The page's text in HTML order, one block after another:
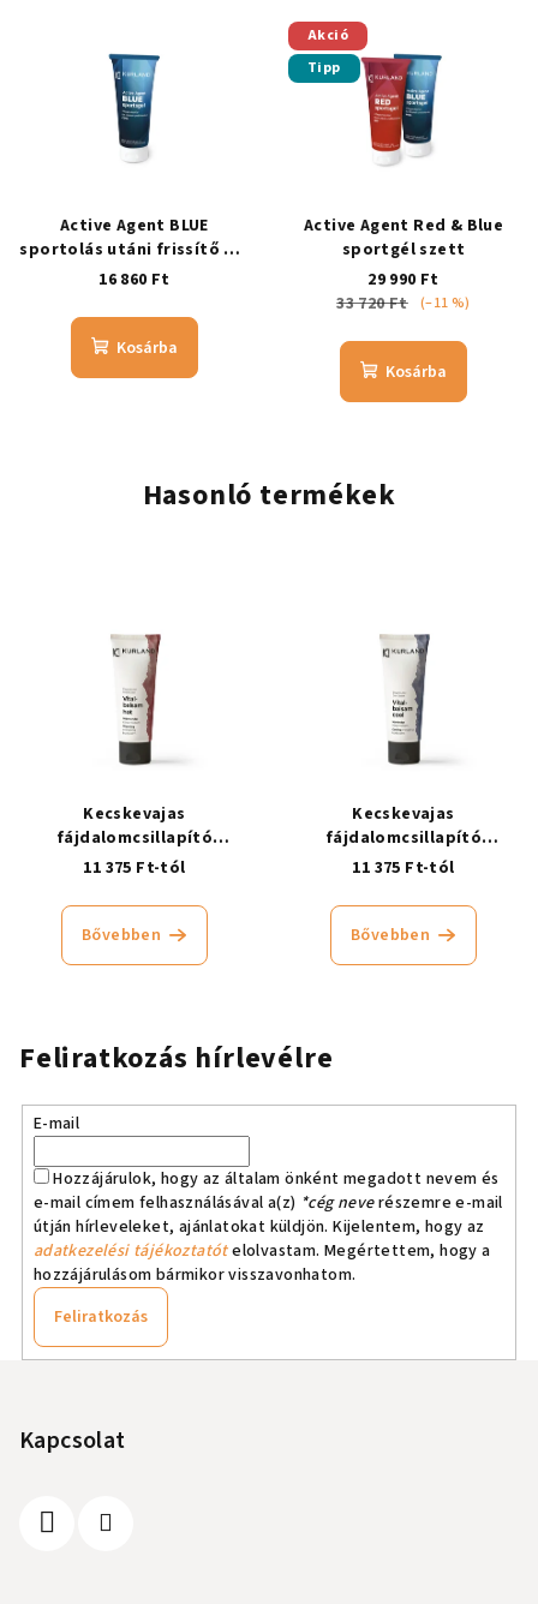
Active Agent BLUE
sportolás utáni frissítő gél
- taurinnal
16 860 Ft
Kosárba
Akció
Tipp
Active Agent Red & Blue
sportgél szett
29 990 Ft
33 720 Ft (–11 %)
Kosárba
Hasonló termékek
Kecskevajas
fájdalomcsillapító
ízületbalzsam, melegítő
11 375 Ft-tól
Bővebben
Kecskevajas
fájdalomcsillapító
ízületbalzsam, hűsítő
11 375 Ft-tól
Bővebben
Feliratkozás hírlevélre
E-mail
Hozzájárulok, hogy az általam önként megadott nevem és
e-mail címem felhasználásával a(z) *cég neverészemre e-mail
útján hírleveleket, ajánlatokat küldjön. Kijelentem, hogy az
adatkezelési tájékoztatótelolvastam. Megértettem, hogy a
hozzájárulásom bármikor visszavonhatom.
Feliratkozás
Kapcsolat